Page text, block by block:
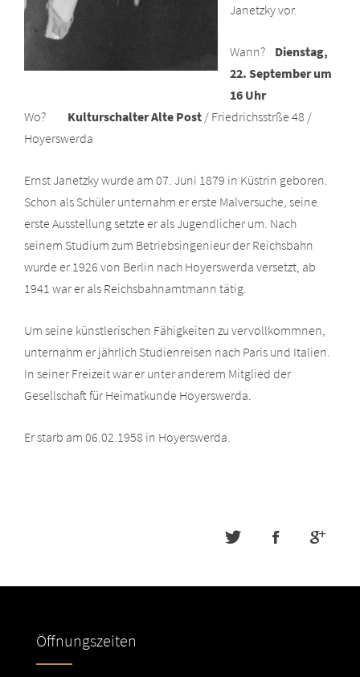
Janetzky vor.
Wann? Dienstag,
22. September um
16 Uhr
Wo? Kulturschalter Alte Post / Friedrichsstrße 48 /
Hoyerswerda
Ernst Janetzky wurde am 07. Juni 1879 in Küstrin geboren.
Schon als Schüler unternahm er erste Malversuche, seine
erste Ausstellung setzte er als Jugendlicher um. Nach
seinem Studium zum Betriebsingenieur der Reichsbahn
wurde er 1926 von Berlin nach Hoyerswerda versetzt, ab
1941 war er als Reichsbahnamtmann tätig.
Um seine künstlerischen Fähigkeiten zu vervollkommnen,
unternahm er jährlich Studienreisen nach Paris und Italien.
In seiner Freizeit war er unter anderem Mitglied der
Gesellschaft für Heimatkunde Hoyerswerda.
Er starb am 06.02.1958 in Hoyerswerda.
Öffnungszeiten